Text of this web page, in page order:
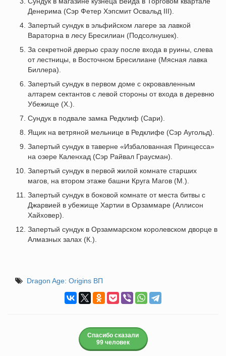
Денерима (Сэр Фетер Хэпсмит Освальд III).
Запертый сундук в эльфийском лагере за лавкой
Вараторна в лесу Бресилиан (Подсолнушек).
За секретной дверью сразу после входа в руины, слева
от лестницы, в Восточном Бресилиане (Мясная лавка
Биллера).
Запертый сундук в первом доме с окровавленным
алтарем сектантов с левой стороны от входа в деревню
Убежище (Х.).
Сундук в подвале замка Редклиф (Сари).
Ящик на ветряной мельнице в Редклифе (Сэр Аугольд).
Запертый сундук в таверне «Избалованная Принцесса»
на озере Каленхад (Сэр Райвал Граусман).
Запертый сундук в первой жилой комнате старших
магов, на втором этаже башни Круга Магов (М.).
Запертый сундук в боковой комнате от места битвы с
Джарвией в убежище Хартии в Орзаммаре (Аллисон
Хайховер).
Запертый сундук в Орзаммарском королевском дворце в
Алмазных залах (К.).
Dragon Age: Origins ВП
Спасибо сказали
99 человек